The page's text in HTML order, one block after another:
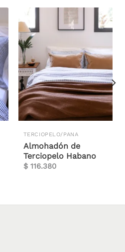
TERCIOPELO/PANA
Almohadón de
Terciopelo Habano
$116.380